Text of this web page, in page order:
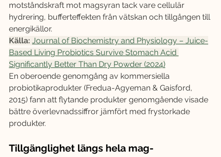
motståndskraft mot magsyran tack vare cellulär
hydrering, bufferteffekten från vätskan och tillgången till
energikällor.
Källa: Journal of Biochemistry and Physiology – Juice-
Based Living Probiotics Survive Stomach Acid
Significantly Better Than Dry Powder (2024)
En oberoende genomgång av kommersiella
probiotikaprodukter (Fredua-Agyeman & Gaisford,
2015) fann att flytande produkter genomgående visade
bättre överlevnadssiffror jämfört med frystorkade
produkter.
Tillgänglighet längs hela mag-